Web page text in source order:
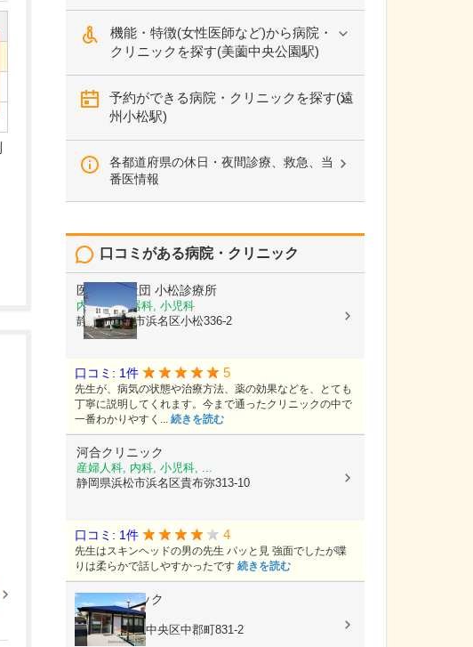
機能・特徴(女性医師など)から病院・
クリニックを探す(美薗中央公園駅)
予約ができる病院・クリニックを探す(遠
州小松駅)
各都道府県の休日・夜間診療、救急、当
番医情報
口コミがある病院・クリニック
医療法人社団 小松診療所
内科, 消化器科, 小児科
静岡県浜松市浜名区小松336-2
口コミ: 1件 5
先生が、病気の状態や治療方法、薬の効果などを、とても
丁寧に説明してくれます。今まで通ったクリニックの中で
一番わかりやすく... 続きを読む
河合クリニック
産婦人科, 内科, 小児科, ...
静岡県浜松市浜名区貴布弥313-10
口コミ: 1件 4
先生はスキンヘッドの男の先生 パッと見 強面でしたが喋
りは柔らかで話しやすかったです 続きを読む
小林クリニック
小児科, 内科
静岡県浜松市中央区中郡町831-2